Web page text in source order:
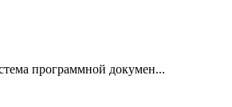
программной докумен...